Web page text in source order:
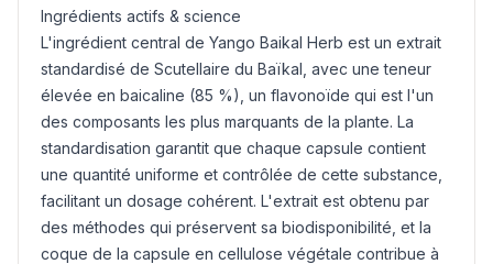
Ingrédients actifs & science
L'ingrédient central de Yango Baikal Herb est un extrait
standardisé de Scutellaire du Baïkal, avec une teneur
élevée en baicaline (85 %), un flavonoïde qui est l'un
des composants les plus marquants de la plante. La
standardisation garantit que chaque capsule contient
une quantité uniforme et contrôlée de cette substance,
facilitant un dosage cohérent. L'extrait est obtenu par
des méthodes qui préservent sa biodisponibilité, et la
coque de la capsule en cellulose végétale contribue à